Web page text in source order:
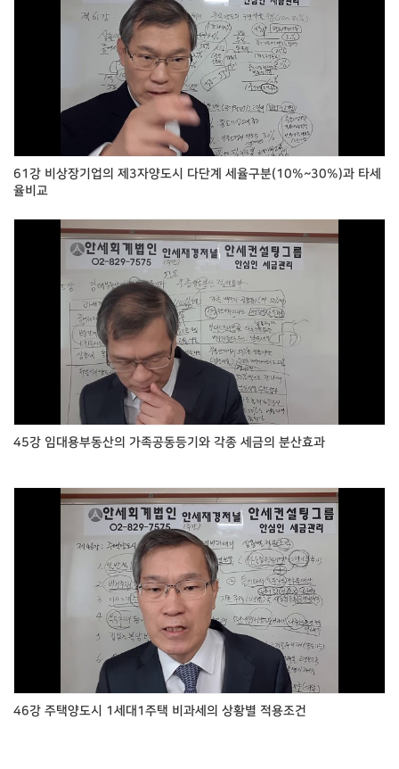
61강 비상장기업의 제3자양도시 다단계 세율구분(10%~30%)과 타세
율비교
45강 임대용부동산의 가족공동등기와 각종 세금의 분산효과
46강 주택양도시 1세대1주택 비과세의 상황별 적용조건